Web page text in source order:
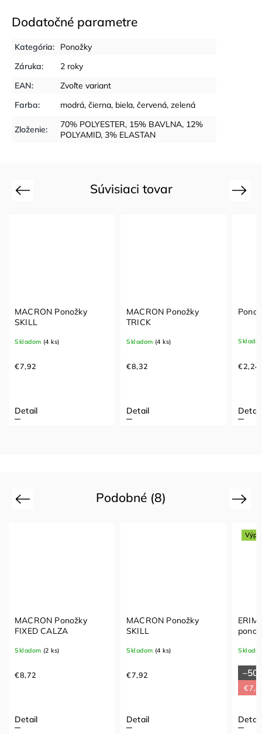
Dodatočné parametre
Kategória:
Ponožky
Záruka:
2 roky
EAN:
Zvoľte variant
Farba: modrá, čierna, biela, červená, zelená
Zloženie:
70% POLYESTER, 15% BAVLNA, 12%
POLYAMID, 3% ELASTAN
Súvisiaci tovar
Previous
MACRON Ponožky
SKILL
Skladom (4 ks)
€7,92
Detail
MACRON Ponožky
TRICK
Skladom (4 ks)
€8,32
Detail
€2,24
Detail
Next
Podobné (8)
Previous
MACRON Ponožky
FIXED CALZA
Skladom (2 ks)
€8,72
Detail
MACRON Ponožky
SKILL
Skladom (4 ks)
€7,92
Detail
–50
Detail
Next